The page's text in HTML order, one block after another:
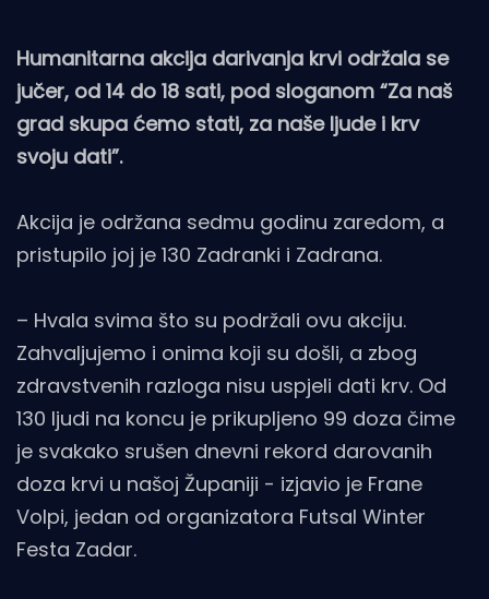
Humanitarna akcija darivanja krvi održala se
jučer, od 14 do 18 sati, pod sloganom “Za naš
grad skupa ćemo stati, za naše ljude i krv
svoju dati”.
Akcija je održana sedmu godinu zaredom, a
pristupilo joj je 130 Zadranki i Zadrana.
– Hvala svima što su podržali ovu akciju.
Zahvaljujemo i onima koji su došli, a zbog
zdravstvenih razloga nisu uspjeli dati krv. Od
130 ljudi na koncu je prikupljeno 99 doza čime
je svakako srušen dnevni rekord darovanih
doza krvi u našoj Županiji - izjavio je Frane
Volpi, jedan od organizatora Futsal Winter
Festa Zadar.